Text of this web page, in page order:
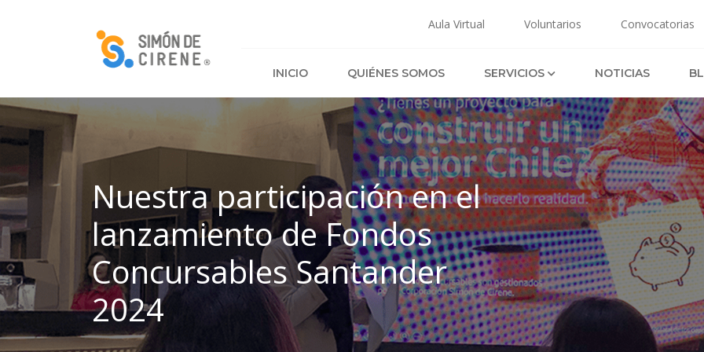
Aula Virtual Voluntarios Convocatorias
INICIO QUIÉNES SOMOS SERVICIOS NOTICIAS
PARA EMPRENDIMIENTOS
CURSOS
QUÉ HACEMOS
CURSOS
PROYECTOS
CONSULTORÍA
QUÉ
VALOR
Nuestra participación en el
lanzamiento de Fondos
Concursables Santander
2024